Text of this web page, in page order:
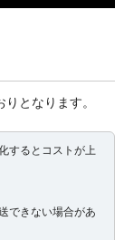
となります。
するとコストが上
できない場合があ